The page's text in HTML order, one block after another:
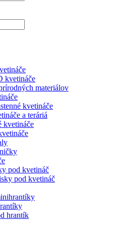
kvetináče
materiálov
kvetináče
a teráriá
kvetináče
pod kvetináč
pod kvetináč
hrantík